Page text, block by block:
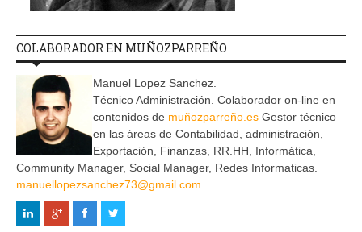
COLABORADOR EN MUÑOZPARREÑO
Manuel Lopez Sanchez.
Técnico Administración. Colaborador on-line en
contenidos de muñozparreño.es Gestor técnico
en las áreas de Contabilidad, administración,
Exportación, Finanzas, RR.HH, Informática,
Community Manager, Social Manager, Redes Informaticas.
manuellopezsanchez73@gmail.com